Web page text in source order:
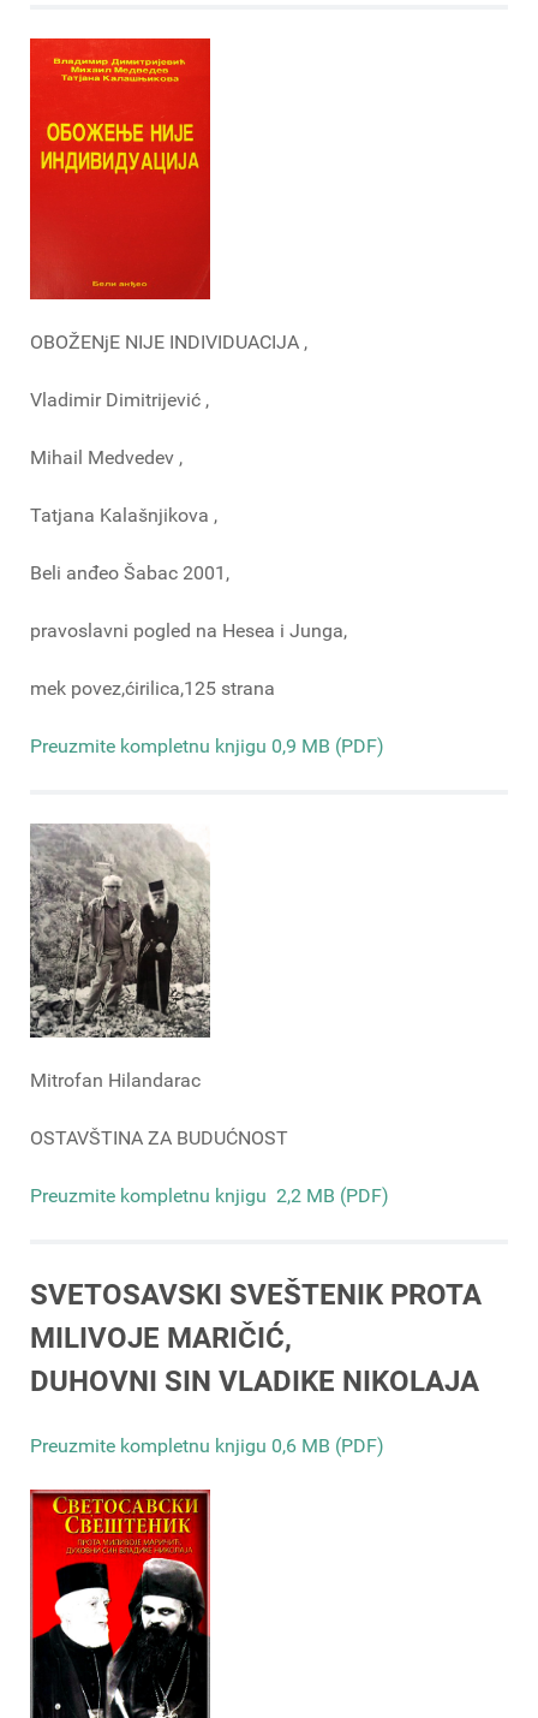
OBOŽENjE NIJE INDIVIDUACIJA ,
Vladimir Dimitrijević ,
Mihail Medvedev ,
Tatjana Kalašnjikova ,
Beli anđeo Šabac 2001,
pravoslavni pogled na Hesea i Junga,
mek povez,ćirilica,125 strana
Preuzmite kompletnu knjigu 0,9 MB (PDF)
Mitrofan Hilandarac
OSTAVŠTINA ZA BUDUĆNOST
Preuzmite kompletnu knjigu 2,2 MB (PDF)
SVETOSAVSKI SVEŠTENIK PROTA
MILIVOJE MARIČIĆ,
DUHOVNI SIN VLADIKE NIKOLAJA
Preuzmite kompletnu knjigu 0,6 MB (PDF)